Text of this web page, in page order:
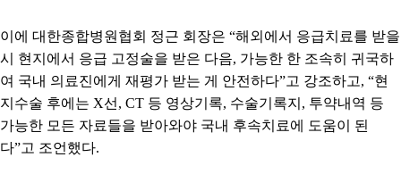
이에 대한종합병원협회 정근 회장은 “해외에서 응급치료를 받을
시 현지에서 응급 고정술을 받은 다음, 가능한 한 조속히 귀국하
여 국내 의료진에게 재평가 받는 게 안전하다”고 강조하고, “현
지수술 후에는 X선 , CT 등 영상기록, 수술기록지 , 투약내역 등
가능한 모든 자료들을 받아와야 국내 후속치료에 도움이 된
다”고 조언했다.